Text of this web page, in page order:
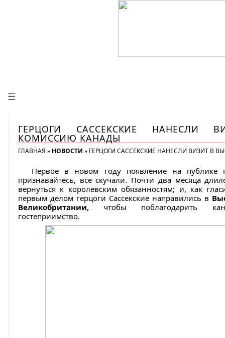
☰
ГЕРЦОГИ САССЕКСКИЕ НАНЕСЛИ
КОМИССИЮ КАНАДЫ
ГЛАВНАЯ » НОВОСТИ » ГЕРЦОГИ САССЕКСКИЕ НАНЕСЛИ ВИЗИТ В
Первое в новом году появление на
признавайтесь, все скучали. Почти два месяца
вернуться к королевским обязанностям; и, как
первым делом герцоги Сассекские направились в
Великобритании, чтобы поблагодарить
гостеприимство.